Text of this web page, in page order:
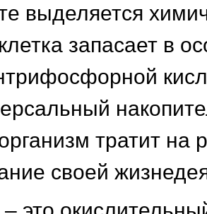
выделяется
запасает в
тратит на
своей